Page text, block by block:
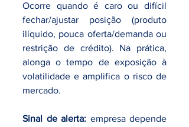
Ocorre quando é caro ou difícil
fechar/ajustar posição (produto
ilíquido, pouca oferta/demanda ou
restrição de crédito). Na prática,
alonga o tempo de exposição à
volatilidade e amplifica o risco de
mercado.
Sinal de alerta: empresa depende